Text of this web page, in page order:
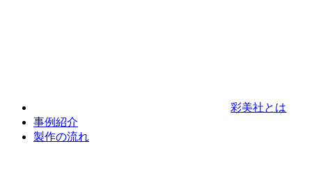
彩美社とは
事例紹介
製作の流れ